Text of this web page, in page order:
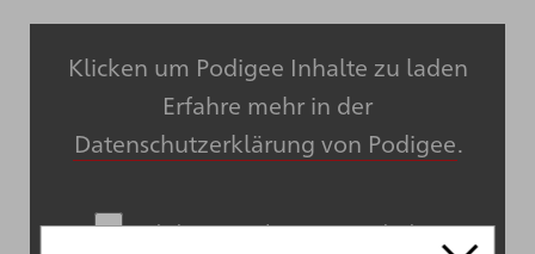
Klicken um Podigee Inhalte zu laden
Erfahre mehr in der
Datenschutzerklärung von Podigee.
Inhalte von Podigee immer erlauben